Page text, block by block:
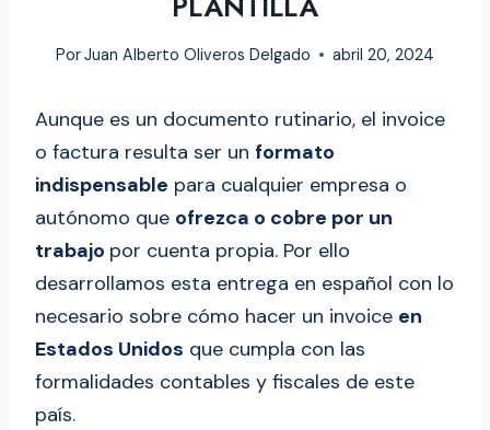
PorJuan Alberto Oliveros Delgado abril 20, 2024
Aunque es un documento rutinario, el invoice
o factura resulta ser un formato
indispensable para cualquier empresa o
autónomo que ofrezca o cobre por un
trabajo por cuenta propia. Por ello
desarrollamos esta entrega en español con lo
necesario sobre cómo hacer un invoice en
Estados Unidos que cumpla con las
formalidades contables y fiscales de este
país.